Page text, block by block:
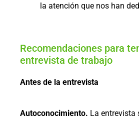
la atención que nos han
Recomendaciones para
entrevista de trabajo
Antes de la entrevista
Autoconocimiento. La entrevista